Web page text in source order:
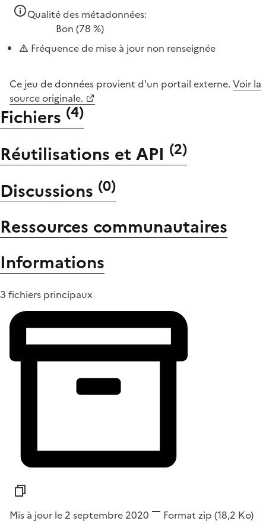
Qualité des métadonnées:
Bon (78 %)
Fréquence de mise à jour non renseignée
Ce jeu de données provient d'un portail externe. Voir la
source originale.
Fichiers (4)
Réutilisations et API (2)
Discussions (0)
Ressources communautaires
Informations
3 fichiers principaux
Mis à jour le 2 septembre 2020 Format zip (18,2 Ko)